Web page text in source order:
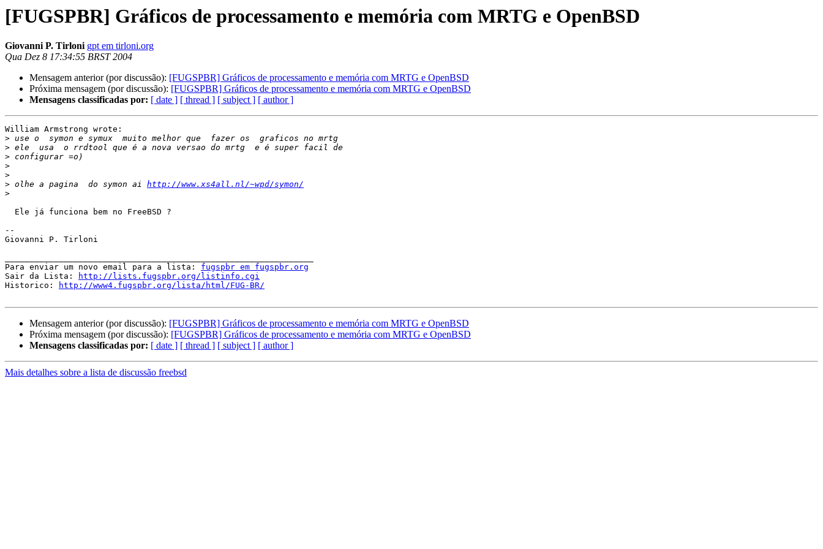
[FUGSPBR] Gráficos de processamento e memória com MRTG e OpenBSD
Giovanni P. Tirloni gpt em tirloni.org
Qua Dez 8 17:34:55 BRST 2004
Mensagem anterior (por discussão): [FUGSPBR] Gráficos de processamento e memória com MRTG e OpenBSD
Próxima mensagem (por discussão): [FUGSPBR] Gráficos de processamento e memória com MRTG e OpenBSD
Mensagens classificadas por: [ date ] [ thread ] [ subject ] [ author ]
William Armstrong wrote:
>
>
>
>
>
> olhe a pagina  do symon ai http://www.xs4all.nl/~wpd/symon/
>
--
Giovanni P. Tirloni
Para enviar um novo email para a lista: fugspbr em fugspbr.org
Sair da Lista:
http://lists.fugspbr.org/listinfo.cgi
Historico:
http://www4.fugspbr.org/lista/html/FUG-BR/
Mensagem anterior (por discussão): [FUGSPBR] Gráficos de processamento e memória com MRTG e OpenBSD
Próxima mensagem (por discussão): [FUGSPBR] Gráficos de processamento e memória com MRTG e OpenBSD
Mensagens classificadas por: [ date ] [ thread ] [ subject ] [ author ]
Mais detalhes sobre a lista de discussão freebsd